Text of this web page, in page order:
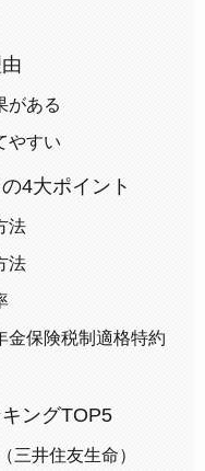
がある
やすい
4大ポイント
法
法
保険税制適格特約
ングTOP5
三井住友生命）